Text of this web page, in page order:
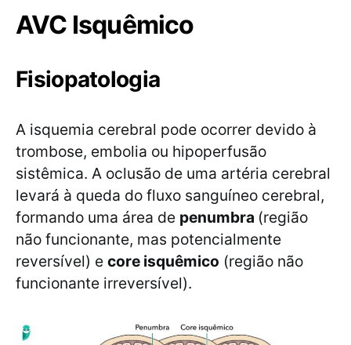
AVC Isquêmico
Fisiopatologia
A isquemia cerebral pode ocorrer devido à
trombose, embolia ou hipoperfusão
sistêmica. A oclusão de uma artéria cerebral
levará à queda do fluxo sanguíneo cerebral,
formando uma área de penumbra (região
não funcionante, mas potencialmente
reversível) e core isquêmico (região não
funcionante irreversível).